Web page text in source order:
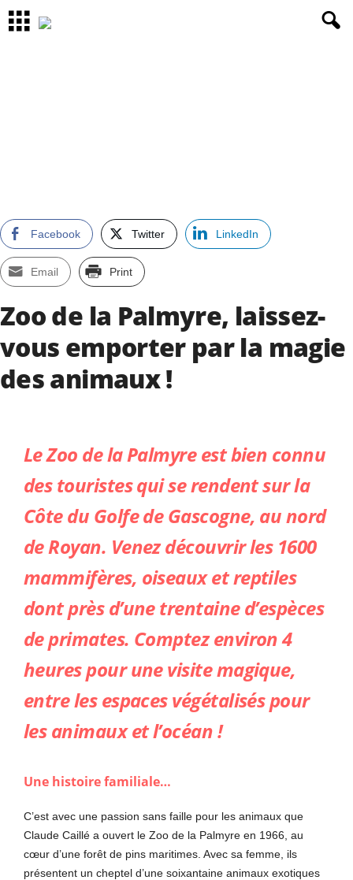
Facebook Twitter LinkedIn
Email Print
Zoo de la Palmyre, laissez-
vous emporter par la magie
des animaux !
Le Zoo de la Palmyreest bien connu
des touristes qui se rendentsur la
Côte du Golfe de Gascogne, au nord
de Royan. Venez découvrir les 1600
mammifères, oiseaux et reptiles
dontprès d’une trentaine d’espèces
de primates. Comptez environ 4
heures pourunevisitemagique,
entre les espaces végétalisés pour
les animaux et l’océan !
Une histoire familiale…
C’est avec une passion sans faille pour les animaux que
Claude Caillé a ouvert le Zoo de la Palmyre en 1966, au
cœur d’une forêt de pins maritimes. Avec sa femme, ils
présentent un cheptel d’une soixantaine animaux exotiques